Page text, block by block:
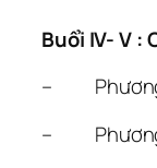
Buổi IV- V :
– Phương
– Phương